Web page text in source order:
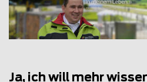
Ja, ich will mehr